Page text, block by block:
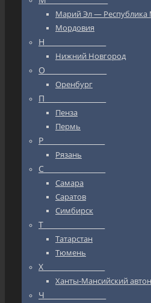
Марий Эл — Республика
Мордовия
Н_________________
Нижний Новгород
О_________________
Оренбург
П_________________
Пенза
Пермь
Р_________________
Рязань
С_________________
Самара
Саратов
Симбирск
Т_________________
Татарстан
Тюмень
Х_________________
Ханты-Мансийский
Ч_________________